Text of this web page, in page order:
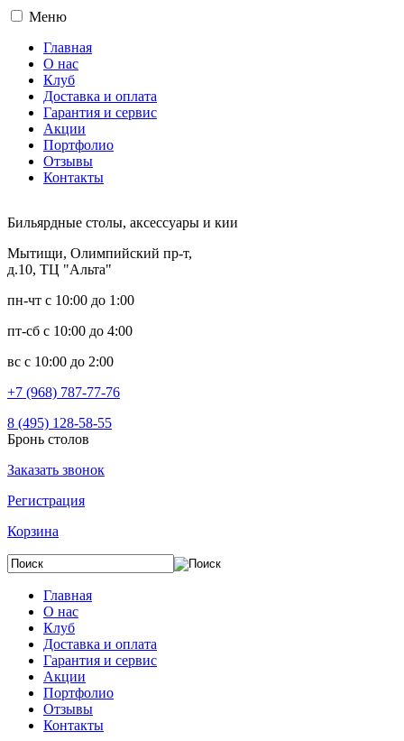
Меню
Главная
О нас
Клуб
Доставка и оплата
Гарантия и сервис
Акции
Портфолио
Отзывы
Контакты
Бильярдные столы, аксессуары и кии
Мытищи, Олимпийский пр-т,
д.10, ТЦ "Альта"
пн-чт с 10:00 до 1:00
пт-сб с 10:00 до 4:00
вс с 10:00 до 2:00
+7 (968) 787-77-76
8 (495) 128-58-55
Бронь столов
Заказать звонок
Регистрация
Корзина
Главная
О нас
Клуб
Доставка и оплата
Гарантия и сервис
Акции
Портфолио
Отзывы
Контакты